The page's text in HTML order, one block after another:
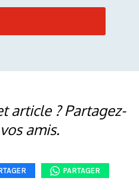
article ? Partagez-
amis.
PARTAGER